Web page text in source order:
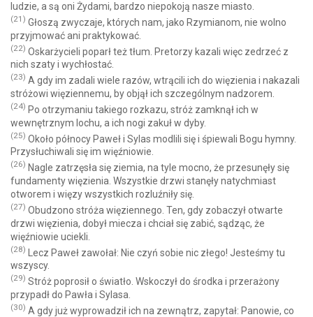
ludzie, a są oni Żydami, bardzo niepokoją nasze miasto.
(21) Głoszą zwyczaje, których nam, jako Rzymianom, nie wolno
przyjmować ani praktykować.
(22) Oskarżycieli poparł też tłum. Pretorzy kazali więc zedrzeć z
nich szaty i wychłostać.
(23) A gdy im zadali wiele razów, wtrącili ich do więzienia i nakazali
stróżowi więziennemu, by objął ich szczególnym nadzorem.
(24) Po otrzymaniu takiego rozkazu, stróż zamknął ich w
wewnętrznym lochu, a ich nogi zakuł w dyby.
(25) Około północy Paweł i Sylas modlili się i śpiewali Bogu hymny.
Przysłuchiwali się im więźniowie.
(26) Nagle zatrzęsła się ziemia, na tyle mocno, że przesunęły się
fundamenty więzienia. Wszystkie drzwi stanęły natychmiast
otworem i więzy wszystkich rozluźniły się.
(27) Obudzono stróża więziennego. Ten, gdy zobaczył otwarte
drzwi więzienia, dobył miecza i chciał się zabić, sądząc, że
więźniowie uciekli.
(28) Lecz Paweł zawołał: Nie czyń sobie nic złego! Jesteśmy tu
wszyscy.
(29) Stróż poprosił o światło. Wskoczył do środka i przerażony
przypadł do Pawła i Sylasa.
(30) A gdy już wyprowadził ich na zewnątrz, zapytał: Panowie, co